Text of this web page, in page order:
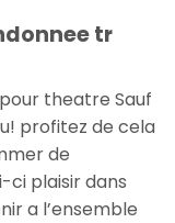
tr
theatre Sauf
profitez de cela
de
ci plaisir dans
a l’ensemble